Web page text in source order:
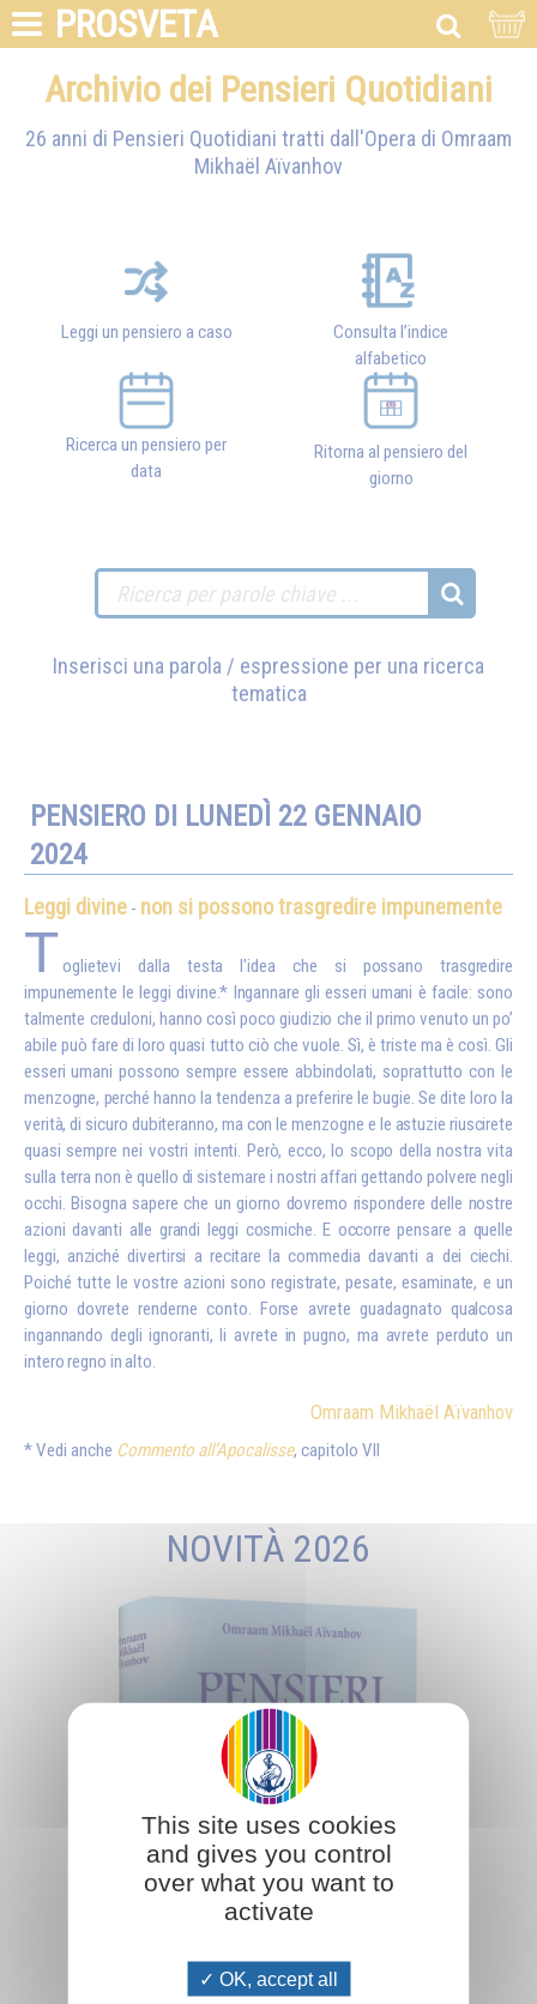
PROSVETA
Archivio dei Pensieri Quotidiani
26 anni di Pensieri Quotidiani tratti dall'Opera di Omraam
Mikhaël Aïvanhov
Leggi un pensiero a caso
Consulta l’indice
alfabetico
Ricerca un pensiero per
data
Ritorna al pensiero del
giorno
Inserisci una parola / espressione per una ricerca
tematica
PENSIERO DI LUNEDÌ 22 GENNAIO
2024
Leggi divine - non si possono trasgredire impunemente
Toglietevi dalla testa l'idea che si possano trasgredire
impunemente le leggi divine.* Ingannare gli esseri umani è facile: sono
talmente creduloni, hanno così poco giudizio che il primo venuto un po’
abile può fare di loro quasi tutto ciò che vuole. Sì, è triste ma è così. Gli
esseri umani possono sempre essere abbindolati, soprattutto con le
menzogne, perché hanno la tendenza a preferire le bugie. Se dite loro la
verità, di sicuro dubiteranno, ma con le menzogne e le astuzie riuscirete
quasi sempre nei vostri intenti. Però, ecco, lo scopo della nostra vita
sulla terra non è quello di sistemare i nostri affari gettando polvere negli
occhi. Bisogna sapere che un giorno dovremo rispondere delle nostre
azioni davanti alle grandi leggi cosmiche. E occorre pensare a quelle
leggi, anziché divertirsi a recitare la commedia davanti a dei ciechi.
Poiché tutte le vostre azioni sono registrate, pesate, esaminate, e un
giorno dovrete renderne conto. Forse avrete guadagnato qualcosa
ingannando degli ignoranti, li avrete in pugno, ma avrete perduto un
intero regno in alto.
Omraam Mikhaël Aïvanhov
Vedi anche Commento all’Apocalisse, capitolo VII
NOVITÀ 2026
This site uses cookies
and gives you control
over what you want to
activate
OK, accept all